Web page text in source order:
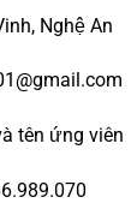
Nghệ An
tên ứng viên